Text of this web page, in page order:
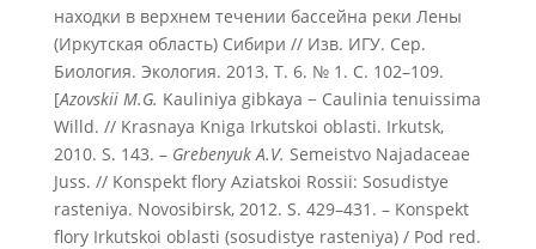
находки в верхнем течении бассейна реки Лены
(Иркутская область) Сибири // Изв. ИГУ. Сер.
Биология. Экология. 2013. Т. 6. № 1. С. 102–109.
[Azovskii M.G. Kauliniya gibkaya − Caulinia tenuissima
Willd. // Krasnaya Kniga Irkutskoi oblasti. Irkutsk,
2010. S. 143. – GrebenyukA.V. Semeistvo Najadaceae
Juss. // Konspekt flory Aziatskoi Rossii: Sosudistye
rasteniya. Novosibirsk, 2012. S. 429–431. – Konspekt
flory Irkutskoi oblasti (sosudistye rasteniya) / Pod red.